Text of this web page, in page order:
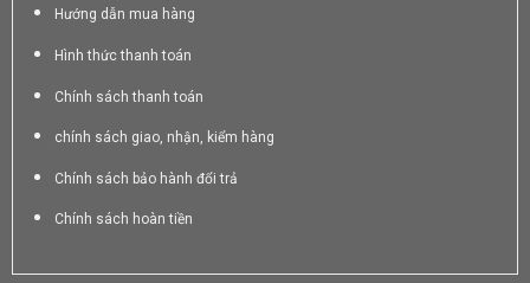
Hướng dẫn mua hàng
Hình thức thanh toán
Chính sách thanh toán
chính sách giao, nhận, kiểm hàng
Chính sách bảo hành đổi trả
Chính sách hoàn tiền